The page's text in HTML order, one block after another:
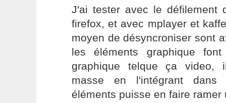
J'ai tester avec le défilement
firefox, et avec mplayer et
moyen de désyncroniser sont
les éléments graphique
graphique telque ça video,
masse en l'intégrant dans
éléments puisse en faire ramer